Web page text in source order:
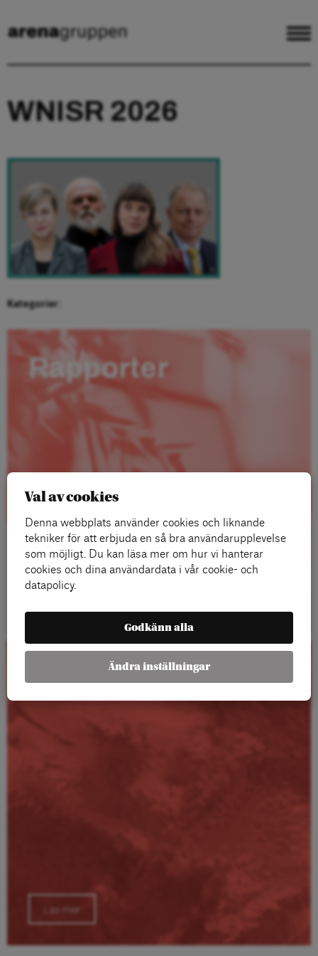
WNISR 2026
Kategorier:
Rapporter
Kalender
Läs mer
Val av cookies
Denna webbplats använder cookies och liknande
tekniker för att erbjuda en så bra användarupplevelse
som möjligt. Du kan läsa mer om hur vi hanterar
cookies och dina användardata i vår cookie- och
datapolicy.
Godkänn alla
Ändra inställningar